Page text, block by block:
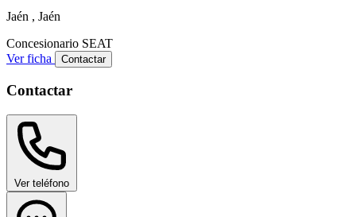
Jaén , Jaén
Concesionario SEAT
Ver ficha
Contactar
Contactar
Ver teléfono